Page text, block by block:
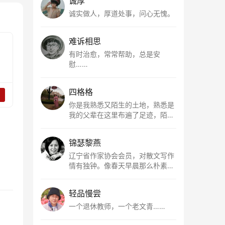
诚实做人，厚道处事，问心无愧。
难诉相思
有时治愈，常常帮助，总是安
慰……
四格格
你是我熟悉又陌生的土地，熟悉是
我的父辈在这里布遍了足迹，陌生
根所在，我用文字慢慢认识你、慢
慢熟悉你。
锦瑟黎燕
辽宁省作家协会会员，对散文写作
情有独钟。像春天早晨那么朴素，
轻品慢尝
一个退休教师，一个老文青……